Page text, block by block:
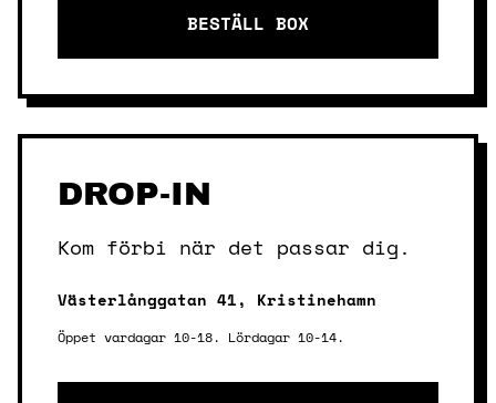
BESTÄLL BOX
DROP-IN
Kom förbi när det passar dig.
Västerlånggatan 41, Kristinehamn
Öppet vardagar 10-18. Lördagar 10-14.